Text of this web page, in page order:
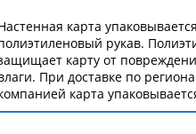
карта
рукав.
карту от
При доставке по
карта